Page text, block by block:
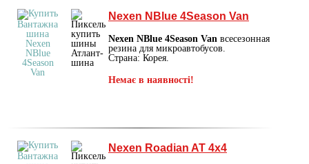
Nexen NBlue 4Season Van
Nexen NBlue 4Season Van всесезонная
резина для микроавтобусов.
Страна: Корея.
Немає в наявності!
Nexen Roadian AT 4x4